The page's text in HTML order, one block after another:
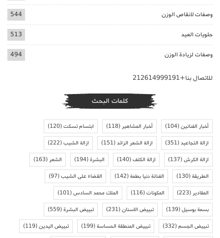
وصفات لانقاص الوزن 544
حلويات العيد 513
وصفات لزيادة الوزن 494
للاتصال بنا+212614999191
كلمات البحث
أخبار الفنانين(104) أخبار المشاهير(118) ابتسام تسكت(120)
ازالة التجاعيد(351) ازالة الشعر الزائد(151) ازالة الشيب(222)
ازالة الكرش(137) ازالة الكلف(140) البشرة(194) الشعر(163)
الطريقة(130) الفنانة دنيا بطمة(142) القضاء على الشيب(97)
المقادير(223) المكونات(116) الملك محمد السادس(101)
بسمة بوسيل(139) تبييض الاسنان(231) تبييض البشرة(559)
تبييض الجسم(332) تبييض المنطقة الحساسة(199) تبييض اليدين(119)